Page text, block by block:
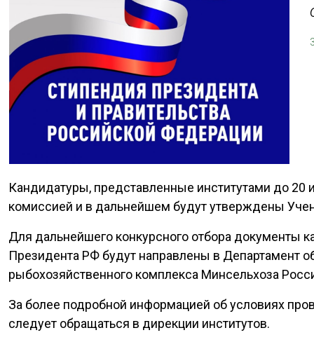
Кандидатуры, представленные институтами до 20
комиссией и в дальнейшем будут утверждены
Для дальнейшего конкурсного отбора документы
Президента РФ будут направлены в Департамент
рыбохозяйственного комплекса Минсельхоза
За более подробной информацией об условиях
следует обращаться в дирекции институтов.